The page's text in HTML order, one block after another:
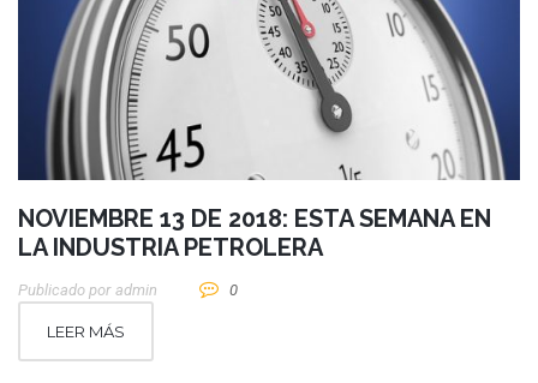
NOVIEMBRE 13 DE 2018: ESTA SEMANA EN
LA INDUSTRIA PETROLERA
Publicado por Admin 0
LEER MÁS